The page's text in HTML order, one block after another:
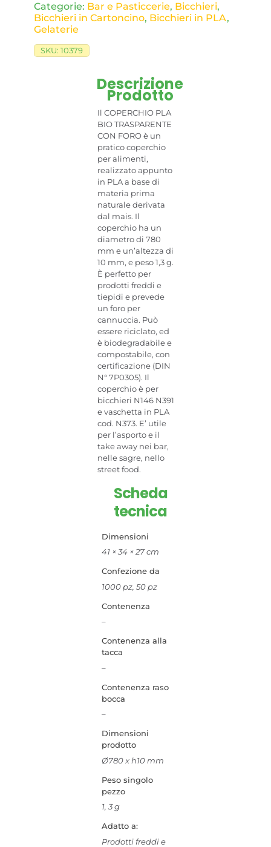
Categorie: Bar e Pasticcerie, Bicchieri,
Bicchieri in Cartoncino, Bicchieri in PLA,
Gelaterie
SKU: 10379
Descrizione
Prodotto
Il COPERCHIO PLA
BIO TRASPARENTE
CON FORO è un
pratico coperchio
per alimenti,
realizzato appunto
in PLA a base di
materia prima
naturale derivata
dal mais. Il
coperchio ha un
diametro di 780
mm e un’altezza di
10 mm, e peso 1,3 g.
È perfetto per
prodotti freddi e
tiepidi e prevede
un foro per
cannuccia. Può
essere riciclato, ed
è biodegradabile e
compostabile, con
certificazione (DIN
N° 7P0305). Il
coperchio è per
bicchieri N146 N391
e vaschetta in PLA
cod. N373. E’ utile
per l’asporto e il
take away nei bar,
nelle sagre, nello
street food.
Scheda
tecnica
Dimensioni
41 × 34 × 27 cm
Confezione da
1000 pz, 50 pz
Contenenza
–
Contenenza alla
tacca
–
Contenenza raso
bocca
–
Dimensioni
prodotto
Ø780 x h10 mm
Peso singolo
pezzo
1, 3 g
Adatto a:
Prodotti freddi e